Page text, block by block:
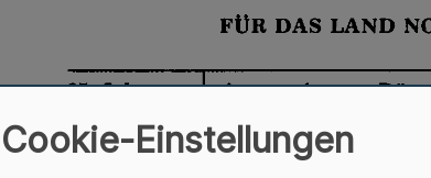
Cookie-Einstellungen